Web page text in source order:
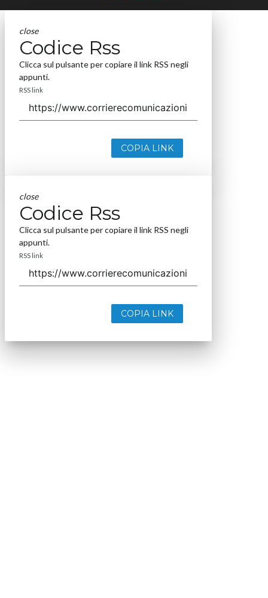
close
Codice Rss
Clicca sul pulsante per copiare il link RSS negli
appunti.
RSS link
COPIA LINK
close
Codice Rss
Clicca sul pulsante per copiare il link RSS negli
appunti.
RSS link
COPIA LINK